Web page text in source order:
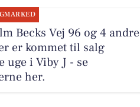
Becks Vej 96 og 4 andre
er kommet til salg
uge i Viby J - se
her.